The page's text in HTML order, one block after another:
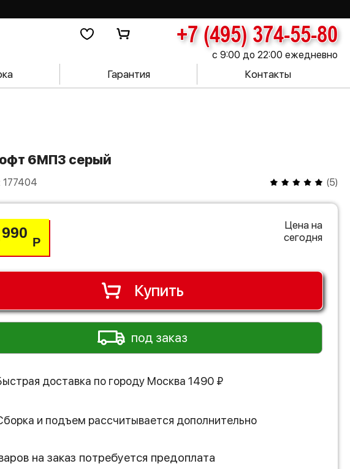
+7 (495) 374-55-80
с 9:00 до 22:00 ежедневно
Гарантия Контакты
6МП3 серый
177404 (5)
990
Р
Цена на
сегодня
Купить
под заказ
доставка по городу Москва 1490 ₽
и подъем рассчитывается дополнительно
на заказ потребуется предоплата